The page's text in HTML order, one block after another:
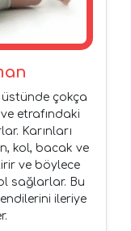
üstünde çokça
etrafındaki
Karınları
kol, bacak ve
ve böylece
sağlarlar. Bu
ileriye